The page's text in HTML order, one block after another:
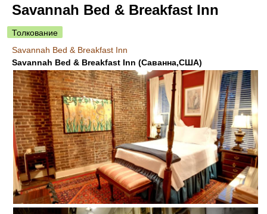
Savannah Bed & Breakfast Inn
Толкование
Savannah Bed & Breakfast Inn
Savannah Bed & Breakfast Inn (Саванна,США)